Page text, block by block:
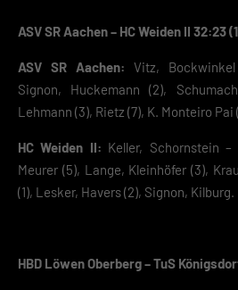
ASV SR Aachen – HC Weiden II 32:23
ASV SR Aachen: Vitz,
Signon, Huckemann (2),
Lehmann (3), Rietz (7), K. Monteiro Pai
HC Weiden II: Keller, Schornstein
Meurer (5), Lange, Kleinhöfer (3),
(1), Lesker, Havers (2), Signon, Kilburg.
HBD Löwen Oberberg – TuS